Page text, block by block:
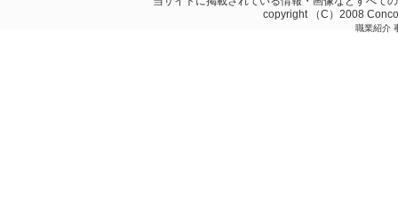
copyright （C）2008
職業紹介